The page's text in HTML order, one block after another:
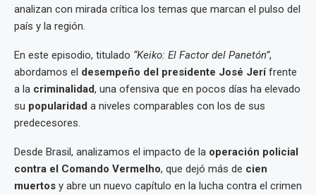
analizan con mirada crítica los temas que marcan el pulso del
país y la región.
En este episodio, titulado “Keiko: El Factor del Panetón”,
abordamos el desempeño del presidente José Jerífrente
a la criminalidad, una ofensiva que en pocos días ha elevado
su popularidad a niveles comparables con los de sus
predecesores.
Desde Brasil, analizamos el impacto de la operación policial
contra el Comando Vermelho, que dejó más de cien
muertos y abre un nuevo capítulo en la lucha contra el crimen